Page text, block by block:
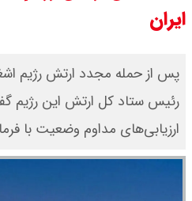
سنتی
دهد؟
بنزین
ایران
پس از حمله مجدد ارتش رژیم
رئیس ستاد کل ارتش این رژیم
ارزیابی‌های مداوم وضعیت با